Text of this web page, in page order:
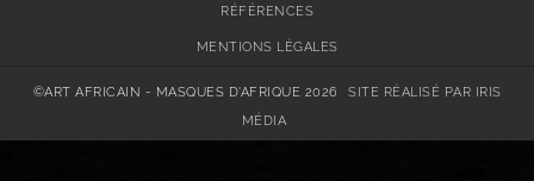
RÉFÉRENCES
MENTIONS LÉGALES
©ART AFRICAIN - MASQUES D'AFRIQUE 2026
SITE RÉALISÉ PAR IRIS
MÉDIA